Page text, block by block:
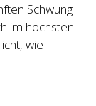
Schwung
im höchsten
wie